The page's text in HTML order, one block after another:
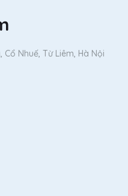
Nhuế, Từ Liêm, Hà Nội